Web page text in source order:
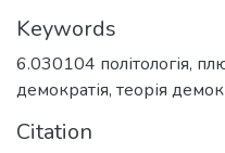
Keywords
6.030104 політологія,
демократія, теорія
Citation